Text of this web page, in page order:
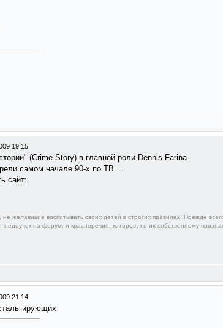
19:15
(Crime Story) в главной роли Dennis Farina
самом начале 90-х по ТВ....
сайт:
желающие воспитывать своих детей в строгих правилах. Прежде
недоучек на форум, и красноречие, которое, по их собственному
21:14